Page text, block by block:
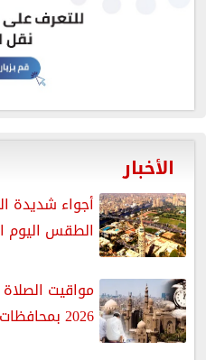
الأخبار
أجواء شديدة
الطقس اليوم الجمعة 7
2026 بمحافظات الجمهورية